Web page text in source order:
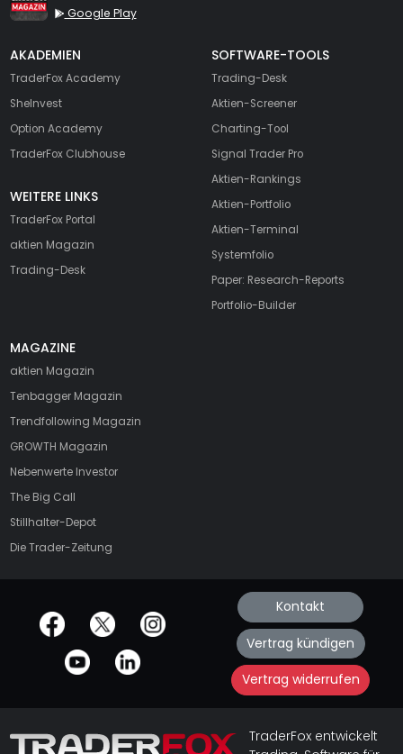
Google Play
AKADEMIEN
TraderFox Academy
SheInvest
Option Academy
TraderFox Clubhouse
WEITERE LINKS
TraderFox Portal
aktien Magazin
Trading-Desk
SOFTWARE-TOOLS
Trading-Desk
Aktien-Screener
Charting-Tool
Signal Trader Pro
Aktien-Rankings
Aktien-Portfolio
Aktien-Terminal
Systemfolio
Paper: Research-Reports
Portfolio-Builder
MAGAZINE
aktien Magazin
Tenbagger Magazin
Trendfollowing Magazin
GROWTH Magazin
Nebenwerte Investor
The Big Call
Stillhalter-Depot
Die Trader-Zeitung
offizielle Social Media-Accounts Kontakt
Vertrag kündigen
Vertrag widerrufen
TraderFox entwickelt